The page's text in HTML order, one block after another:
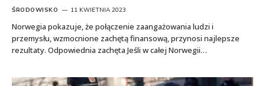
ŚRODOWISKO 11 KWIETNIA 2023
Norwegia pokazuje, że połączenie zaangażowania ludzi i
przemysłu, wzmocnione zachętą finansową, przynosi najlepsze
rezultaty. Odpowiednia zachęta Jeśli w całej Norwegii…